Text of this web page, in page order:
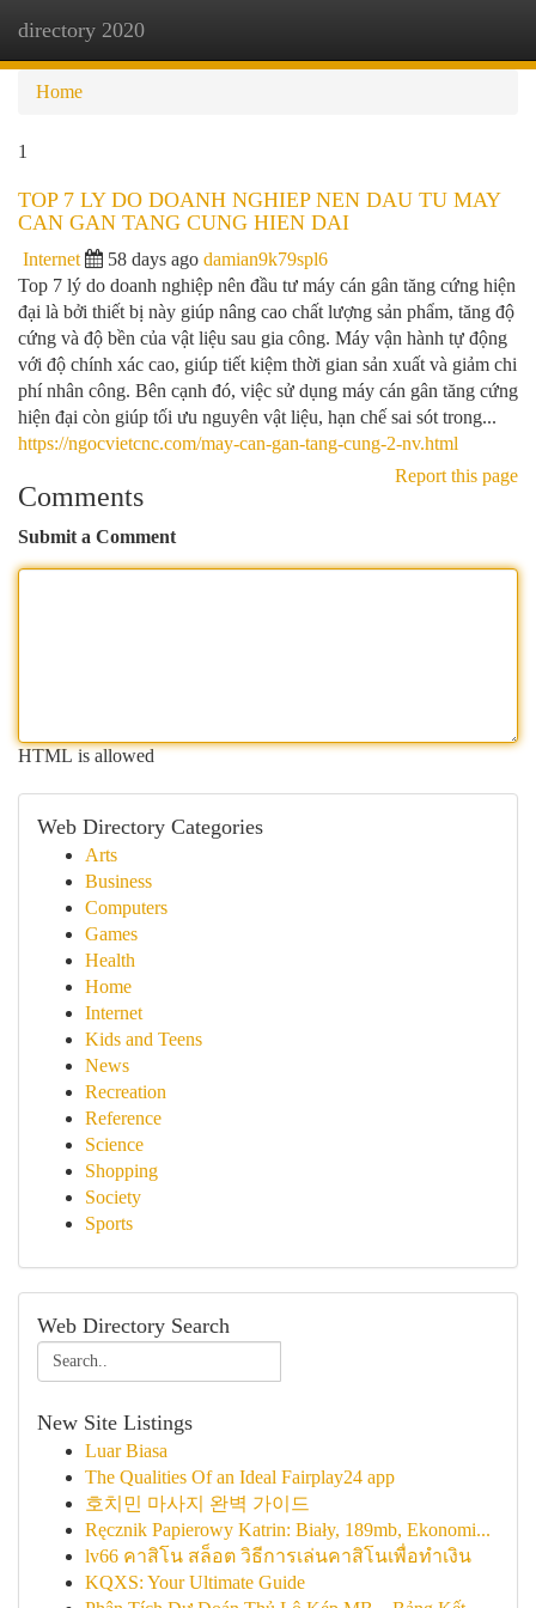
directory 2020
Home
1
TOP 7 LY DO DOANH NGHIEP NEN DAU TU MAY
CAN GAN TANG CUNG HIEN DAI
Internet 58 days ago damian9k79spl6
Top 7 lý do doanh nghiệp nên đầu tư máy cán gân tăng cứng hiện
đại là bởi thiết bị này giúp nâng cao chất lượng sản phẩm, tăng độ
cứng và độ bền của vật liệu sau gia công. Máy vận hành tự động
với độ chính xác cao, giúp tiết kiệm thời gian sản xuất và giảm chi
phí nhân công. Bên cạnh đó, việc sử dụng máy cán gân tăng cứng
hiện đại còn giúp tối ưu nguyên vật liệu, hạn chế sai sót trong...
https://ngocvietcnc.com/may-can-gan-tang-cung-2-nv.html
Report this page
Comments
Submit a Comment
HTML is allowed
Web Directory Categories
Arts
Business
Computers
Games
Health
Home
Internet
Kids and Teens
News
Recreation
Reference
Science
Shopping
Society
Sports
Web Directory Search
New Site Listings
Luar Biasa
The Qualities Of an Ideal Fairplay24 app
호치민 마사지 완벽 가이드
Ręcznik Papierowy Katrin: Biały, 189mb, Ekonomi...
lv66 คาสิโน สล็อต วิธีการเล่นคาสิโนเพื่อทำเงิน
KQXS: Your Ultimate Guide